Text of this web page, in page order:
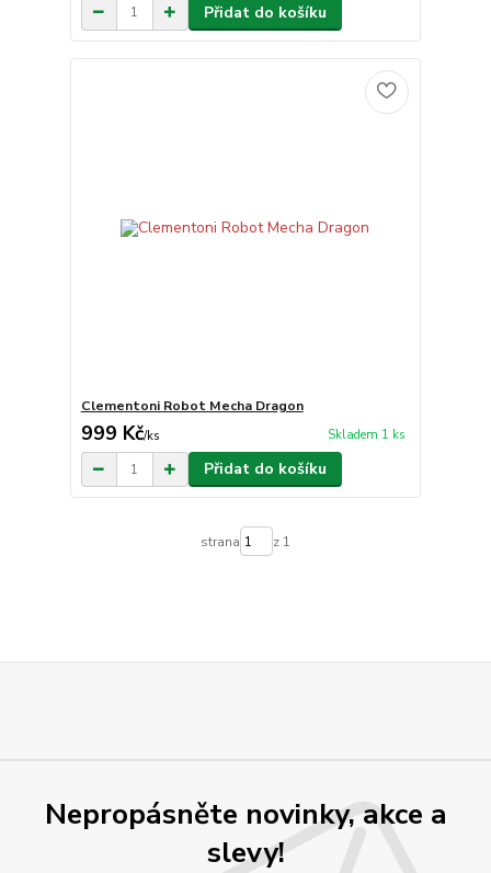
Přidat do košíku
Clementoni Robot Mecha Dragon
999 Kč/ks Skladem 1 ks
Přidat do košíku
strana z 1
Nepropásněte novinky, akce a
slevy!